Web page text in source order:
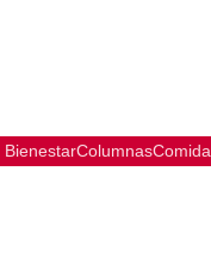
BienestarColumnasComida